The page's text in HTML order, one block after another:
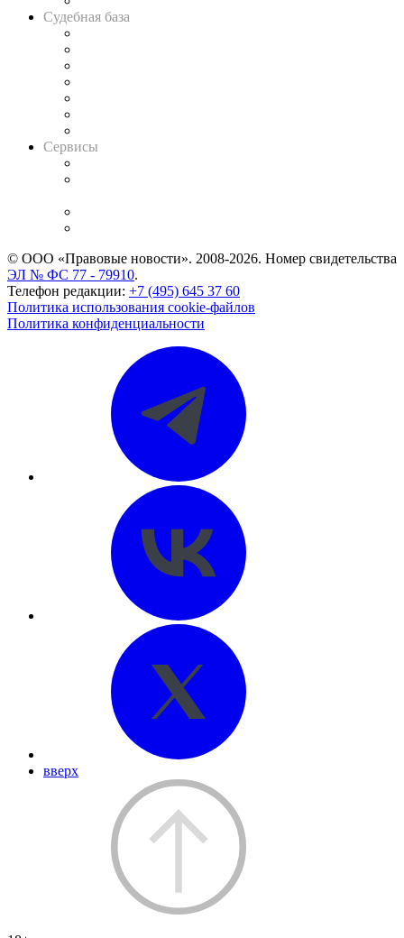
Судебная база
Сервисы
© ООО «Правовые новости». 2008-2026. Номер свидетельства
ЭЛ № ФС 77 - 79910.
Телефон редакции: +7 (495) 645 37 60
Политика использования cookie-файлов
Политика конфиденциальности
вверх